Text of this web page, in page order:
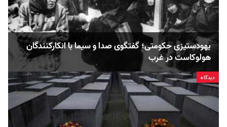
یهودستیزی حکومتی؛ گفتگوی صدا و سیما با انکارکنندگان
هولوکاست در غرب
دیدگاه